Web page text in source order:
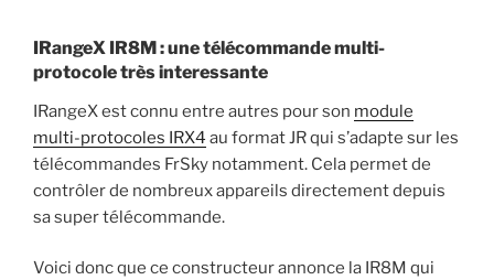
IRangeX IR8M : une télécommande multi-
protocole très interessante
IRangeX est connu entre autres pour son module
multi-protocoles IRX4 au format JR qui s’adapte sur les
télécommandes FrSky notamment. Cela permet de
contrôler de nombreux appareils directement depuis
sa super télécommande.
Voici donc que ce constructeur annonce la IR8M qui